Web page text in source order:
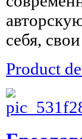
себя,
Product